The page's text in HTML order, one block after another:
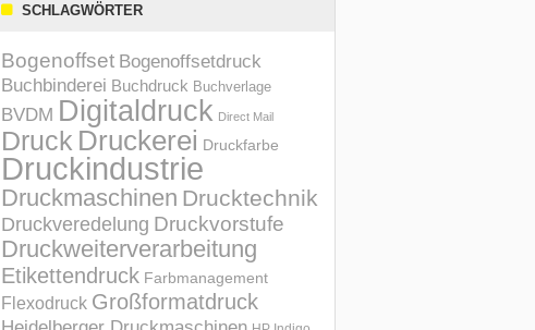
SCHLAGWÖRTER
Bogenoffset Bogenoffsetdruck
Buchbinderei Buchdruck Buchverlage
BVDM Digitaldruck Direct Mail
Druck Druckerei Druckfarbe
Druckindustrie
Druckmaschinen Drucktechnik
Druckveredelung Druckvorstufe
Druckweiterverarbeitung
Etikettendruck Farbmanagement
Flexodruck Großformatdruck